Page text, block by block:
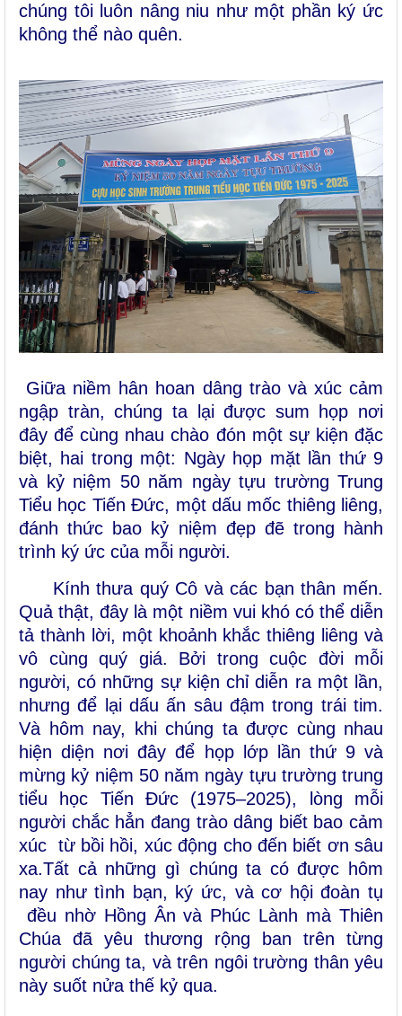
chúng tôi luôn nâng niu như một phần ký ức
không thể nào quên.
Giữa niềm hân hoan dâng trào và xúc cảm
ngập tràn, chúng ta lại được sum họp nơi
đây để cùng nhau chào đón một sự kiện đặc
biệt, hai trong một: Ngày họp mặt lần thứ 9
và kỷ niệm 50 năm ngày tựu trường Trung
Tiểu học Tiến Đức, một dấu mốc thiêng liêng,
đánh thức bao kỷ niệm đẹp đẽ trong hành
trình ký ức của mỗi người.
Kính thưa quý Cô và các bạn thân mến.
Quả thật, đây là một niềm vui khó có thể diễn
tả thành lời, một khoảnh khắc thiêng liêng và
vô cùng quý giá. Bởi trong cuộc đời mỗi
người, có những sự kiện chỉ diễn ra một lần,
nhưng để lại dấu ấn sâu đậm trong trái tim.
Và hôm nay, khi chúng ta được cùng nhau
hiện diện nơi đây để họp lớp lần thứ 9 và
mừng kỷ niệm 50 năm ngày tựu trường trung
tiểu học Tiến Đức (1975–2025), lòng mỗi
người chắc hẳn đang trào dâng biết bao cảm
xúc từ bồi hồi, xúc động cho đến biết ơn sâu
xa.Tất cả những gì chúng ta có được hôm
nay nhưtình bạn, ký ức, và cơ hội đoàn tụ
đều nhờ Hồng Ân và Phúc Lành mà Thiên
Chúa đã yêu thương rộng ban trên từng
người chúng ta, và trên ngôi trường thân yêu
này suốt nửa thế kỷ qua.